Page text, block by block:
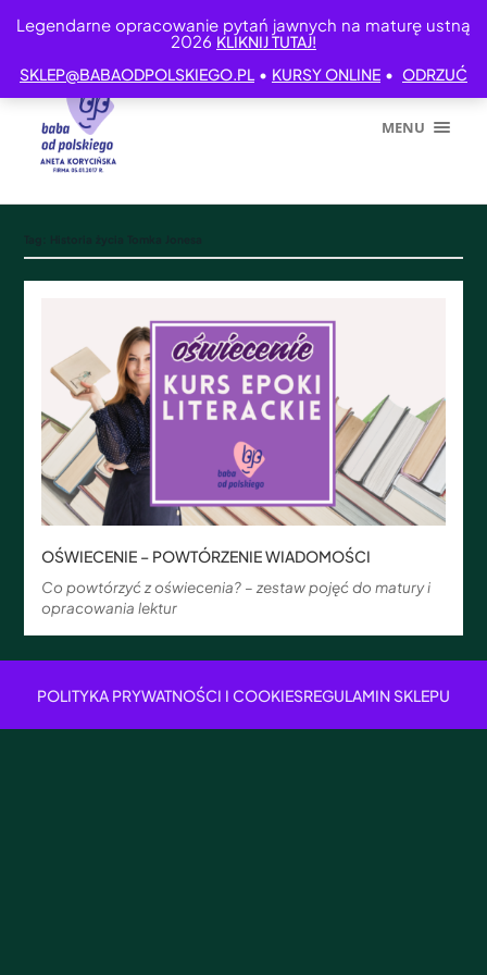
Legendarne opracowanie pytań jawnych na maturę ustną
2026 KLIKNIJ TUTAJ!
SKLEP@BABAODPOLSKIEGO.PL • KURSY ONLINE • ODRZUĆ
MENU
OŚWIECENIE – POWTÓRZENIE WIADOMOŚCI
Co powtórzyć z oświecenia? – zestaw pojęć do matury i
opracowania lektur
POLITYKA PRYWATNOŚCI I COOKIESREGULAMIN SKLEPU